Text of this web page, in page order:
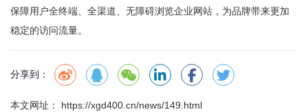
保障用户全终端、全渠道、无障碍浏览企业网站，为品牌带来更加
稳定的访问流量。
分享到：
本文网址： https://xgd400.cn/news/149.html